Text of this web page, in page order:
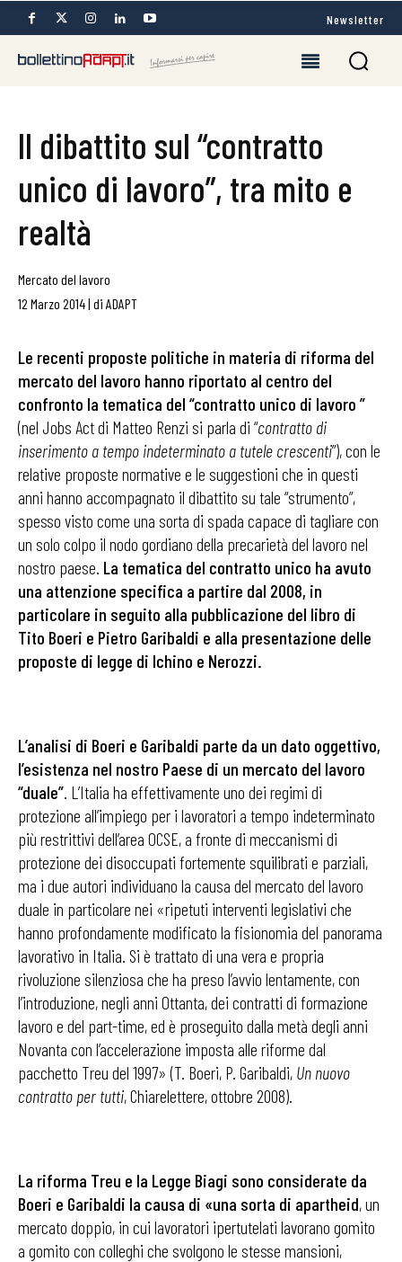
Newsletter
Il dibattito sul “contratto
unico di lavoro”, tra mito e
realtà
Mercato del lavoro
12 Marzo 2014| di ADAPT
Le recenti proposte politiche in materia di riforma del
mercato del lavoro hanno riportato al centro del
confronto la tematica del “contratto unico di lavoro ”
(nel Jobs Act di Matteo Renzi si parla di “contratto di
inserimento a tempo indeterminato a tutele crescenti”), con le
relative proposte normative e le suggestioni che in questi
anni hanno accompagnato il dibattito su tale “strumento”,
spesso visto come una sorta di spada capace di tagliare con
un solo colpo il nodo gordiano della precarietà del lavoro nel
nostro paese. La tematica del contratto unico ha avuto
una attenzione specifica a partire dal 2008, in
particolare in seguito alla pubblicazione del libro di
Tito Boeri e Pietro Garibaldi e alla presentazione delle
proposte di legge di Ichino e Nerozzi.
L’analisi di Boeri e Garibaldi parte da un dato oggettivo,
l’esistenza nel nostro Paese di un mercato del lavoro
“duale”. L’Italia ha effettivamente uno dei regimi di
protezione all’impiego per i lavoratori a tempo indeterminato
più restrittivi dell’area OCSE, a fronte di meccanismi di
protezione dei disoccupati fortemente squilibrati e parziali,
ma i due autori individuano la causa del mercato del lavoro
duale in particolare nei «ripetuti interventi legislativi che
hanno profondamente modificato la fisionomia del panorama
lavorativo in Italia. Si è trattato di una vera e propria
rivoluzione silenziosa che ha preso l’avvio lentamente, con
l’introduzione, negli anni Ottanta, dei contratti di formazione
lavoro e del part-time, ed è proseguito dalla metà degli anni
Novanta con l’accelerazione imposta alle riforme dal
pacchetto Treu del 1997» (T. Boeri, P. Garibaldi, Un nuovo
contratto per tutti, Chiarelettere, ottobre 2008).
La riforma Treu e la Legge Biagi sono considerate da
Boeri e Garibaldi la causa di «una sorta di apartheid, un
mercato doppio, in cui lavoratori ipertutelati lavorano gomito
a gomito con colleghi che svolgono le stesse mansioni,